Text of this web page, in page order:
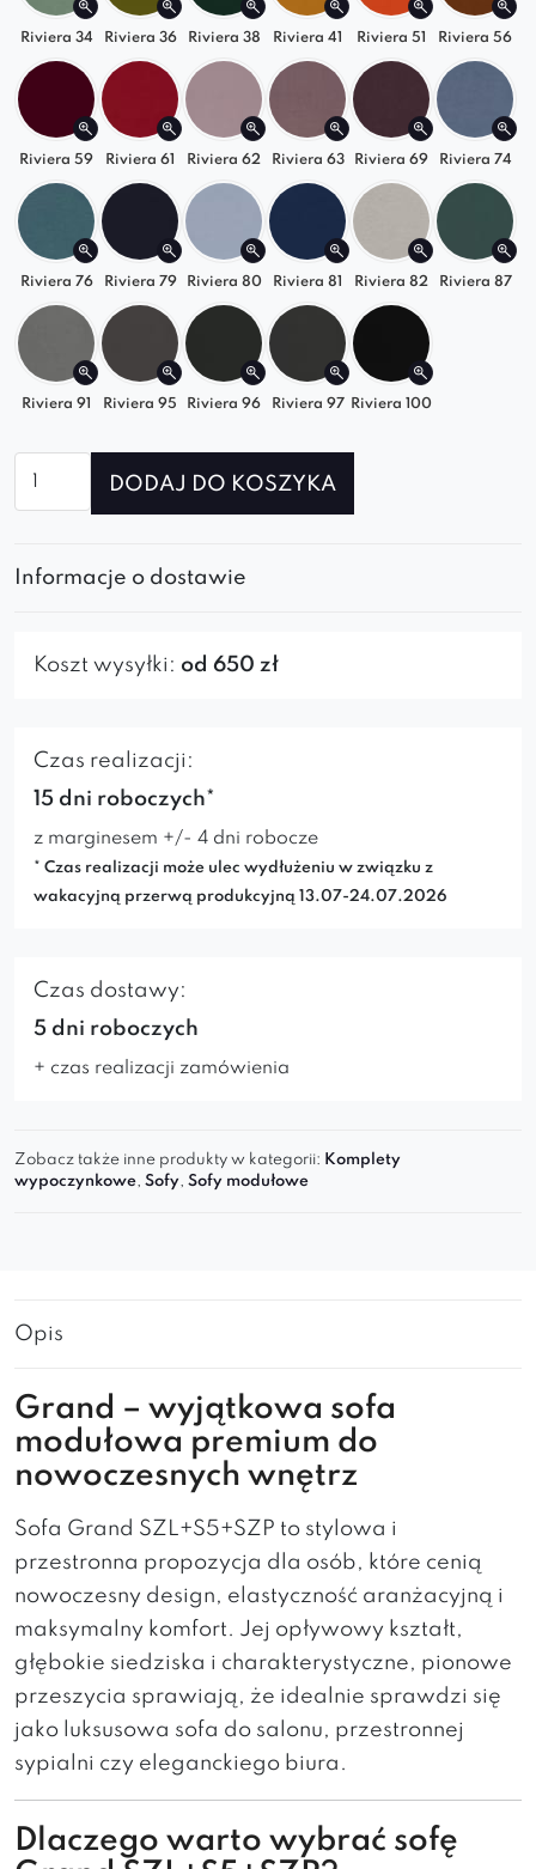
zestawienie elementów. Sofa Grand świetnie
narożna lub otwarty układ wypoczynkowy w
przestronnym salonie.
Styl, który pasuje do Ciebie
Grand idealnie komponuje się z aranżacjami w
stylu nowoczesnym, japandi i glamour. To sofa,
funkcjonalnością.
Zaprojektuj przestrzeń, która robi wrażenie.
definiuje nowoczesne wnętrza.
Riviera 34 Riviera 36 Riviera 38 Riviera 41 Riviera 51 Riviera 56
Riviera 59 Riviera 61 Riviera 62 Riviera 63 Riviera 69 Riviera 74
Riviera 76 Riviera 79 Riviera 80 Riviera 81 Riviera 82 Riviera 87
Riviera 91 Riviera 95 Riviera 96 Riviera 97 Riviera 100
Sofa
SZL+S5+SZP
DODAJ DO KOSZYKA
Informacje o dostawie
Koszt wysyłki: od 650 zł
Czas realizacji:
15 dni roboczych*
z marginesem +/- 4 dni robocze
* Czas realizacji może ulec wydłużeniu w związku z
wakacyjną przerwą produkcyjną 13.07-24.07.2026
Czas dostawy:
5 dni roboczych
+ czas realizacji zamówienia
Zobacz także inne produkty w kategorii: Komplety
wypoczynkowe, Sofy, Sofy modułowe
Opis
Grand – wyjątkowa sofa
modułowa premium do
nowoczesnych wnętrz
Sofa Grand SZL+S5+SZP to stylowa i
przestronna propozycja dla osób, które cenią
nowoczesny design, elastyczność aranżacyjną i
maksymalny komfort. Jej opływowy kształt,
głębokie siedziska i charakterystyczne, pionowe
przeszycia sprawiają, że idealnie sprawdzi się
jako luksusowa sofa do salonu, przestronnej
sypialni czy eleganckiego biura.
Dlaczego warto wybrać sofę